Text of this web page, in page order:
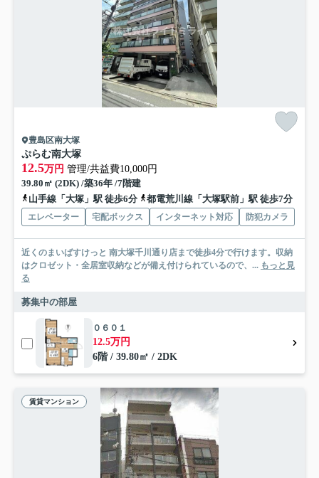
豊島区南大塚
ぷらむ南大塚
12.5万円 管理/共益費10,000円
39.80㎡ (2DK) /築36年 /7階建
山手線「大塚」駅 徒歩6分
都電荒川線「大塚駅前」駅 徒歩7分
エレベーター 宅配ボックス インターネット対応 防犯カメラ
近くのまいばすけっと 南大塚千川通り店まで徒歩4分で行けます。収納
はクロゼット・全居室収納などが備え付けられているので、... もっと見
る
募集中の部屋
０６０１
12.5万円
6階 / 39.80㎡ / 2DK
賃貸マンション